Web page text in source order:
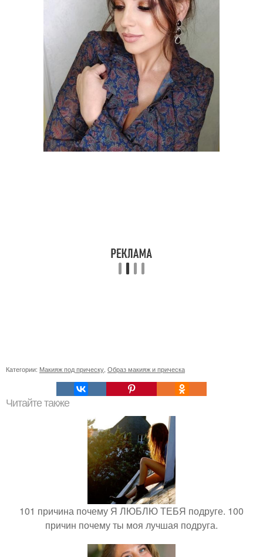
Категории: Макияж под прическу Образ макияж и прическа
Читайте также
101 причина почему Я ЛЮБЛЮ ТЕБЯ подруге. 100
причин почему ты моя лучшая подруга.